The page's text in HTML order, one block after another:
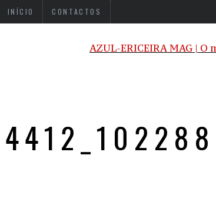
INÍCIO CONTACTOS